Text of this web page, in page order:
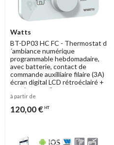
Watts
BT-DP03 HC FC - Thermostat d
´ambiance numérique
programmable hebdomadaire,
avec batterie, contact de
commande auxilliaire filaire (3A)
écran digital LCD rétroéclairé +
touches tactiles
à partir de
120,00 € HT